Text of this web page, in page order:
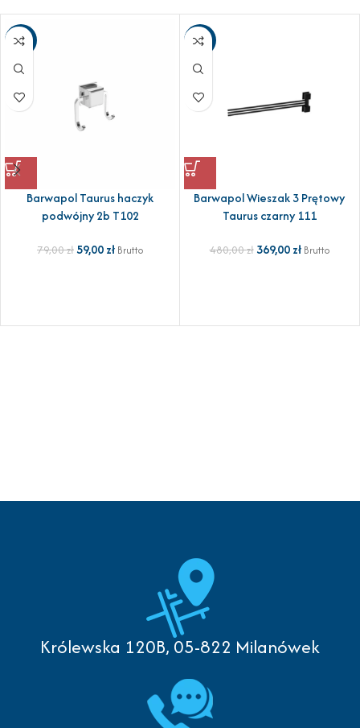
-25%
Barwapol Taurus haczyk
podwójny 2b T102
79,00zł59,00zł Brutto
-23%
Barwapol Wieszak 3 Prętowy
Taurus czarny 111
480,00zł 369,00zł Brutto
Królewska 120B, 05-822 Milanówek